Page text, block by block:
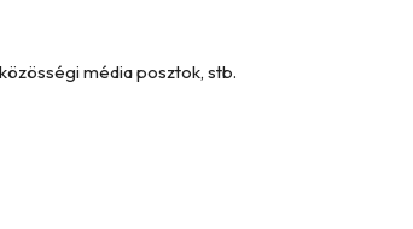
média posztok, stb.